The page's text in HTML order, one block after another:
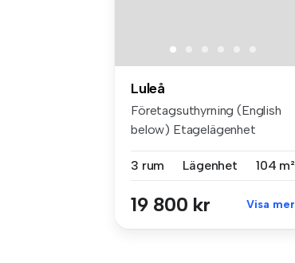
Luleå
Företagsuthyrning (English
below) Etagelägenhet
3 rum
Lägenhet 104 m²
19 800 kr Visa mer